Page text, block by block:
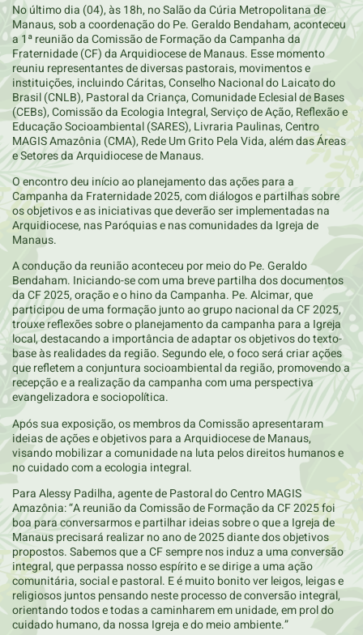
No último dia (04), às 18h, no Salão da Cúria Metropolitana de
Manaus, sob a coordenação do Pe. Geraldo Bendaham, aconteceu
a 1ª reunião da Comissão de Formação da Campanha da
Fraternidade (CF) da Arquidiocese de Manaus. Esse momento
reuniu representantes de diversas pastorais, movimentos e
instituições, incluindo Cáritas, Conselho Nacional do Laicato do
Brasil (CNLB), Pastoral da Criança, Comunidade Eclesial de Bases
(CEBs), Comissão da Ecologia Integral, Serviço de Ação, Reflexão e
Educação Socioambiental (SARES), Livraria Paulinas, Centro
MAGIS Amazônia (CMA), Rede Um Grito Pela Vida, além das Áreas
e Setores da Arquidiocese de Manaus.
O encontro deu início ao planejamento das ações para a
Campanha da Fraternidade 2025, com diálogos e partilhas sobre
os objetivos e as iniciativas que deverão ser implementadas na
Arquidiocese, nas Paróquias e nas comunidades da Igreja de
Manaus.
A condução da reunião aconteceu por meio do Pe. Geraldo
Bendaham. Iniciando-se com uma breve partilha dos documentos
da CF 2025, oração e o hino da Campanha. Pe. Alcimar, que
participou de uma formação junto ao grupo nacional da CF 2025,
trouxe reflexões sobre o planejamento da campanha para a Igreja
local, destacando a importância de adaptar os objetivos do texto-
base às realidades da região. Segundo ele, o foco será criar ações
que refletem a conjuntura socioambiental da região, promovendo a
recepção e a realização da campanha com uma perspectiva
evangelizadora e sociopolítica.
Após sua exposição, os membros da Comissão apresentaram
ideias de ações e objetivos para a Arquidiocese de Manaus,
visando mobilizar a comunidade na luta pelos direitos humanos e
no cuidado com a ecologia integral.
Para Alessy Padilha, agente de Pastoral do Centro MAGIS
Amazônia: “A reunião da Comissão de Formação da CF 2025 foi
boa para conversarmos e partilhar ideias sobre o que a Igreja de
Manaus precisará realizar no ano de 2025 diante dos objetivos
propostos. Sabemos que a CF sempre nos induz a uma conversão
integral, que perpassa nosso espírito e se dirige a uma ação
comunitária, social e pastoral. E é muito bonito ver leigos, leigas e
religiosos juntos pensando neste processo de conversão integral,
orientando todos e todas a caminharem em unidade, em prol do
cuidado humano, da nossa Igreja e do meio ambiente.”